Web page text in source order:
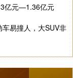
亿元—1.36亿元
易撞人，大SUV非